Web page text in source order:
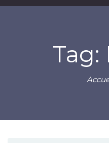
Tag: